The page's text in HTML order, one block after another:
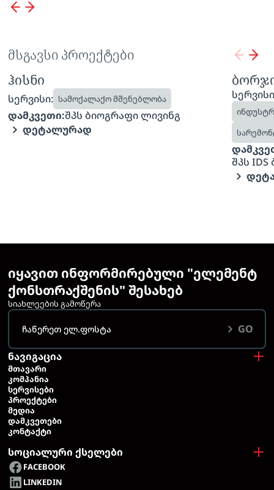
მსგავსი პროექტები
ჰისნი
სერვისი: სამოქალაქო მშენებლობა
დამკვეთი:შპს ბიოგრაფი ლივინგ
ᲓᲔᲢᲐᲚᲣᲠᲐᲓ
შპს
იყავით ინფორმირებული "ელემენტ
ქონსთრაქშენის" შესახებ
სიახლეების გამოწერა
GO
ნავიგაცია
ᲛᲗᲐᲕᲐᲠᲘ
ᲙᲝᲛᲞᲐᲜᲘᲐ
ᲡᲔᲠᲕᲘᲡᲔᲑᲘ
ᲞᲠᲝᲔᲥᲢᲔᲑᲘ
ᲛᲔᲓᲘᲐ
ᲓᲐᲛᲙᲕᲔᲗᲔᲑᲘ
ᲙᲝᲜᲢᲐᲥᲢᲘ
სოციალური ქსელები
FACEBOOK
LINKEDIN